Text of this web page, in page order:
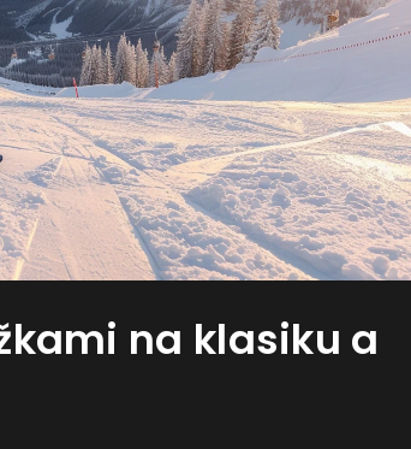
na klasiku a